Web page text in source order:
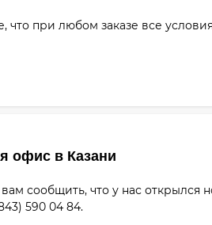
при любом заказе все
офис в Казани
сообщить, что у нас открылся
590 04 84.